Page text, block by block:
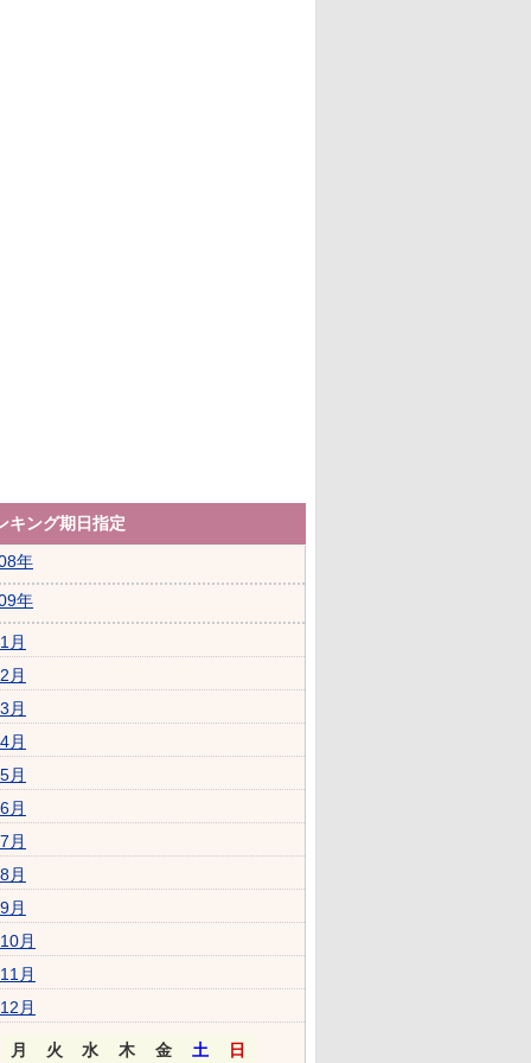
キング期日指定
年
年
1月
2月
3月
4月
5月
6月
7月
8月
9月
10月
11月
12月
月 火 水 木 金 土 日